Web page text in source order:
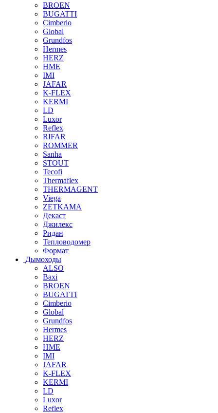
BROEN
BUGATTI
Cimberio
Global
Grundfos
Hermes
HERZ
HME
IMI
JAFAR
K-FLEX
KERMI
LD
Luxor
Reflex
RIFAR
ROMMER
Sanha
STOUT
Tecofi
Thermaflex
THERMAGENT
Viega
ZETKAMA
Декаст
Джилекс
Ридан
Тепловодомер
Формат
Дымоходы
ALSO
Baxi
BROEN
BUGATTI
Cimberio
Global
Grundfos
Hermes
HERZ
HME
IMI
JAFAR
K-FLEX
KERMI
LD
Luxor
Reflex